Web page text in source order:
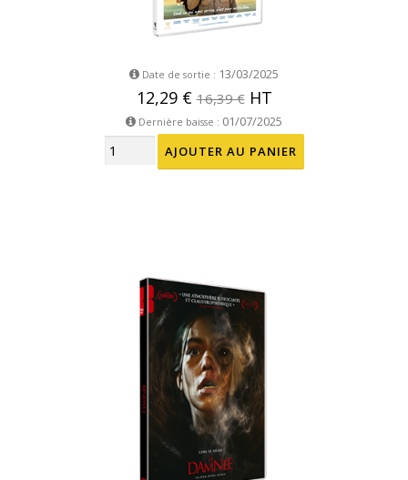
Date de sortie : 13/03/2025
12,29 €16,39 €HT
Dernière baisse : 01/07/2025